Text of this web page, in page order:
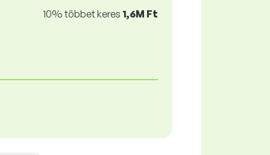
10% többet keres 1,6M Ft